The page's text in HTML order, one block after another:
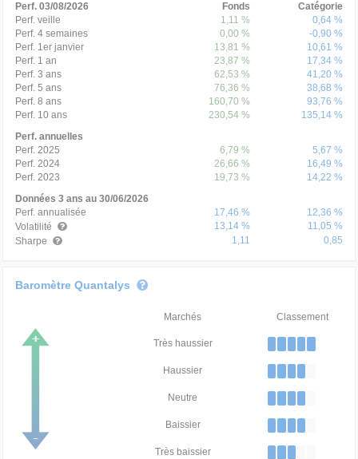
Perf. 03/08/2026 Fonds
Catégorie
Perf. veille
1,11 %
0,64 %
Perf. 4 semaines
0,00 %
-0,90 %
Perf. 1er janvier
13,81 %
10,61 %
Perf. 1 an
23,87 %
17,34 %
Perf. 3 ans
62,53 %
41,20 %
Perf. 5 ans
76,36 %
38,68 %
Perf. 8 ans
160,70 %
93,76 %
Perf. 10 ans
230,54 %
135,14 %
Perf. annuelles
Perf. 2025
6,79 %
5,67 %
Perf. 2024
26,66 %
16,49 %
Perf. 2023
19,73 %
14,22 %
Données 3 ans au 30/06/2026
Perf. annualisée
17,46 %
12,36 %
Volatilité
13,14 %
11,05 %
Sharpe
1,11 0,85
Baromètre Quantalys
Marchés Classement
Très haussier
Haussier
Neutre
Baissier
Très baissier